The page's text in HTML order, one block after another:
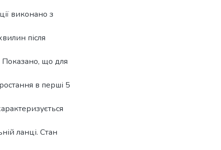
виконано з
після
Показано, що для
в перші 5
ланці. Стан